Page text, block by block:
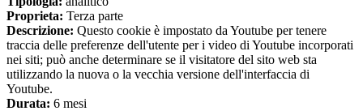
Proprieta: Terza parte
Descrizione: Questo cookie è impostato da Youtube per tenere
traccia delle preferenze dell'utente per i video di Youtube incorporati
nei siti; può anche determinare se il visitatore del sito web sta
utilizzando la nuova o la vecchia versione dell'interfaccia di
Youtube.
Durata: 6 mesi